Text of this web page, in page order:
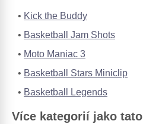
Kick the Buddy
Basketball Jam Shots
Moto Maniac 3
Basketball Stars Miniclip
Basketball Legends
Více kategorií jako tato